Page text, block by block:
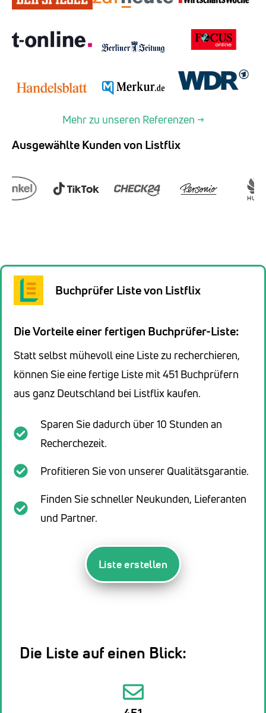
Mehr zu unseren Referenzen →
Ausgewählte Kunden von Listflix
Buchprüfer Liste von Listflix
Die Vorteile einer fertigen Buchprüfer-Liste:
Statt selbst mühevoll eine Liste zu recherchieren,
können Sie eine fertige Liste mit 451 Buchprüfern
aus ganz Deutschland bei Listflix kaufen.
Sparen Sie dadurch über 10 Stunden an
Recherchezeit.
Profitieren Sie von unserer Qualitätsgarantie.
Finden Sie schneller Neukunden, Lieferanten
und Partner.
Liste erstellen
Die Liste auf einen Blick: